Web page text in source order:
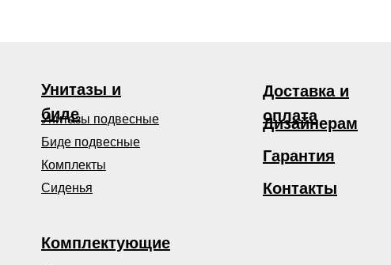
Унитазы и
биде
Унитазы подвесные
Биде подвесные
Комплекты
Комплектующие
Дизайнерам
Доставка и
оплата
Гарантия
Контакты
Сиденья